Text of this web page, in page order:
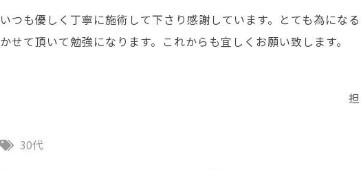
いつも優しく丁寧に施術して下さり感謝しています。とても為にな
かせて頂いて勉強になります。これからも宜しくお願い致します。
30代